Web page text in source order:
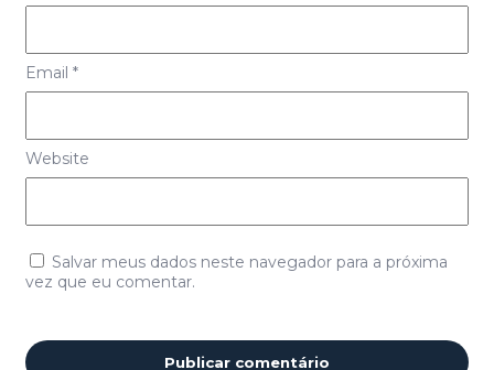
Email *
Website
Salvar meus dados neste navegador para a próxima
vez que eu comentar.